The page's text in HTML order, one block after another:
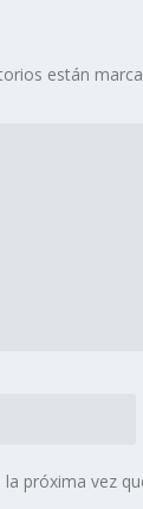
están
próxima vez